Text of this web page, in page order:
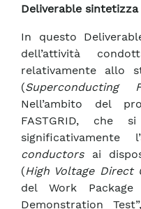
Deliverable
In questo
dell’attività
relativamente allo
(
Nell’ambito del
FASTGRID, che
significativamente
conductorsai
(High Voltage Direct
del Work
Demonstration